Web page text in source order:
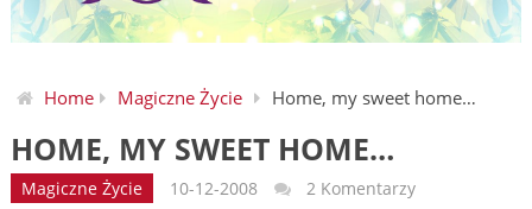
Home Magiczne Życie Home, my sweet home…
HOME, MY SWEET HOME…
Magiczne Życie 10-12-2008
2 Komentarzy